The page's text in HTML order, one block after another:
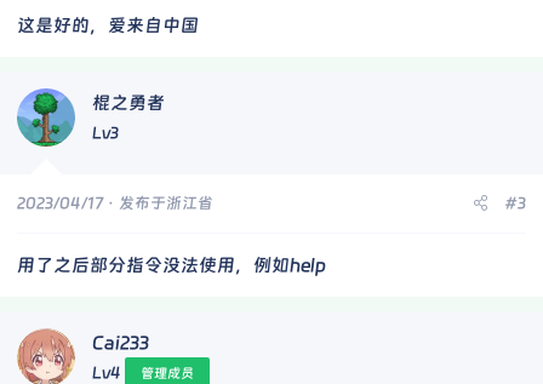
这是好的，爱来自中国
棍之勇者
Lv3
2023/04/17 · 发布于浙江省 #3
用了之后部分指令没法使用，例如help
Cai233
Lv4 管理成员